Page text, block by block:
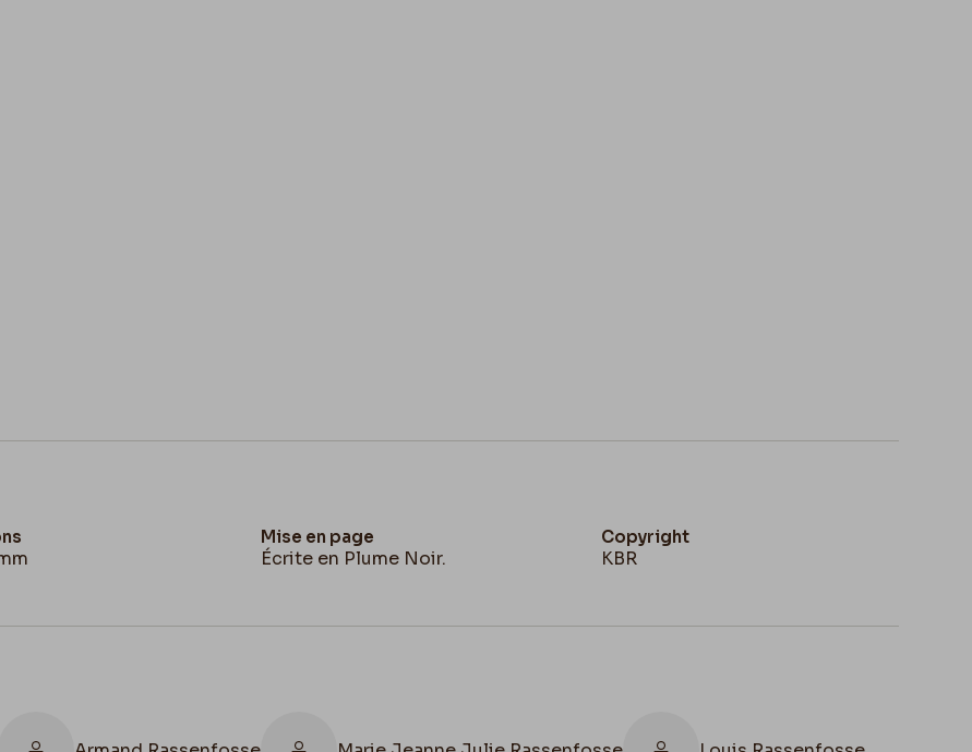
Mise en page
Écrite en Plume Noir.
Copyright
KBR